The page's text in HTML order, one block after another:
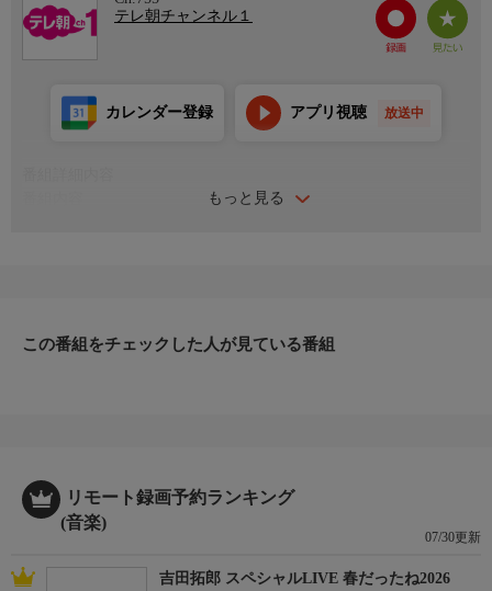
テレ朝チャンネル１
もっと見る
カレンダー登録 アプリ視聴 放送中
この番組をチェックした人が見ている番組
リモート録画予約ランキング
(音楽)
07/30更新
吉田拓郎 スペシャルLIVE 春だったね2026